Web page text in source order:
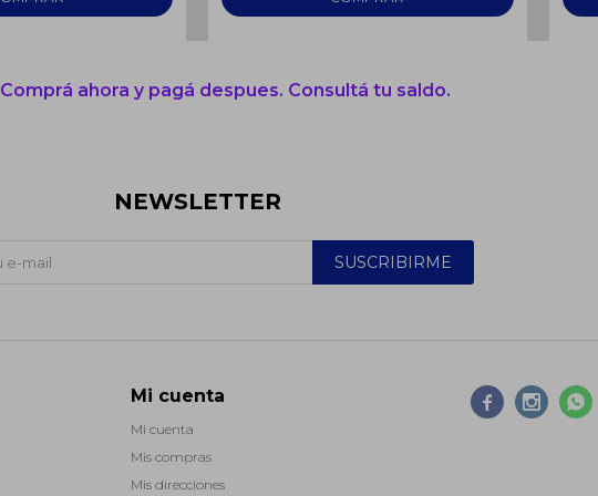
Comprá ahora y pagá despues. Consultá tu saldo.
  
Mi cuenta
Mi cuenta
Mis compras
Mis direcciones
NEWSLETTER
SUSCRIBIRME